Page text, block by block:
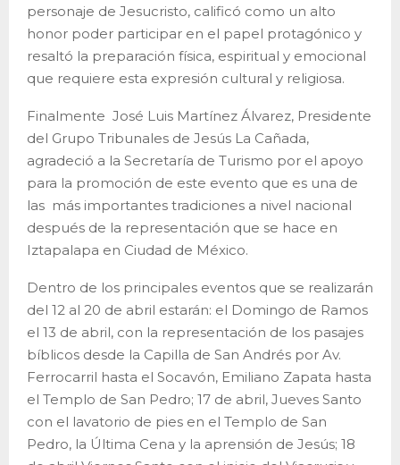
personaje de Jesucristo, calificó como un alto
honor poder participar en el papel protagónico y
resaltó la preparación física, espiritual y emocional
que requiere esta expresión cultural y religiosa.
Finalmente José Luis Martínez Álvarez, Presidente
del Grupo Tribunales de Jesús La Cañada,
agradeció a la Secretaría de Turismo por el apoyo
para la promoción de este evento que es una de
las más importantes tradiciones a nivel nacional
después de la representación que se hace en
Iztapalapa en Ciudad de México.
Dentro de los principales eventos que se realizarán
del 12 al 20 de abril estarán: el Domingo de Ramos
el 13 de abril, con la representación de los pasajes
bíblicos desde la Capilla de San Andrés por Av.
Ferrocarril hasta el Socavón, Emiliano Zapata hasta
el Templo de San Pedro; 17 de abril, Jueves Santo
con el lavatorio de pies en el Templo de San
Pedro, la Última Cena y la aprensión de Jesús; 18